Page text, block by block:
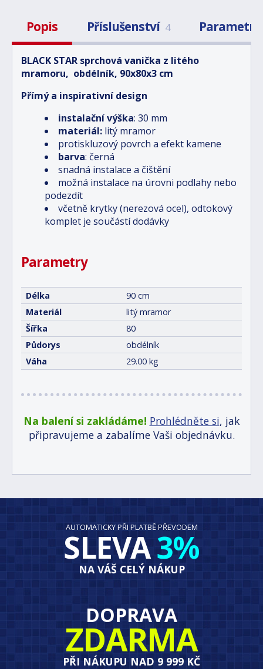
Popis Příslušenství 4 Parametry
BLACK STAR sprchová vanička z litého
mramoru, obdélník, 90x80x3 cm
Přímý a inspirativní design
instalační výška: 30 mm
materiál: litý mramor
protiskluzový povrch a efekt kamene
barva: černá
snadná instalace a čištění
možná instalace na úrovni podlahy nebo
podezdít
včetně krytky (nerezová ocel), odtokový
komplet je součástí dodávky
Parametry
Délka
90 cm
Materiál
litý mramor
Šířka
80
Půdorys
obdélník
Váha
29.00 kg
Na balení si zakládáme! Prohlédněte si, jak
připravujeme a zabalíme Vaši objednávku.
AUTOMATICKY PŘI PLATBĚ PŘEVODEM
SLEVA3%
NA VÁŠ CELÝ NÁKUP
DOPRAVA
ZDARMA
PŘI NÁKUPU NAD 9 999 KČ